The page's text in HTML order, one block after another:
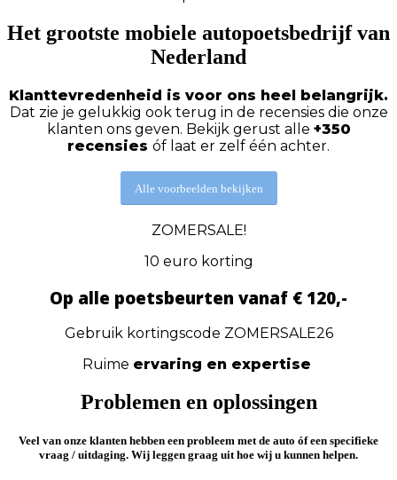
Het grootste mobiele autopoetsbedrijf van
Nederland
Klanttevredenheid is voor ons heel belangrijk.
Dat zie je gelukkig ook terug in de recensies die onze
klanten ons geven. Bekijk gerust alle +350
recensies óf laat er zelf één achter.
Alle voorbeelden bekijken
ZOMERSALE!
10 euro korting
Op alle poetsbeurten vanaf € 120,-
Gebruik kortingscode ZOMERSALE26
Ruime ervaring en expertise
Problemen en oplossingen
Veel van onze klanten hebben een probleem met de auto ófeen specifieke
vraag / uitdaging. Wij leggen graag uit hoe wij u kunnen helpen.